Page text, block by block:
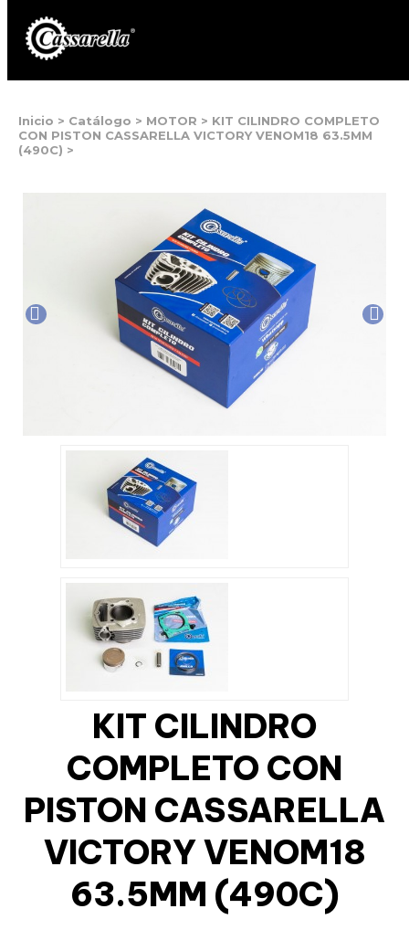
Inicio > Catálogo > MOTOR > KIT CILINDRO COMPLETO
CON PISTON CASSARELLA VICTORY VENOM18 63.5MM
(490C) >
KIT CILINDRO
COMPLETO CON
PISTON CASSARELLA
VICTORY VENOM18
63.5MM (490C)